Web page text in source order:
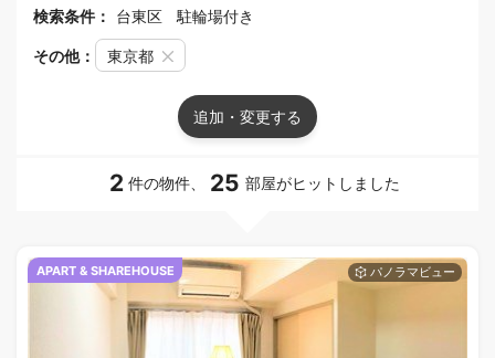
検索条件： 台東区 駐輪場付き
その他： 東京都
追加・変更する
2 件の物件、 25 部屋がヒットしました
APART & SHAREHOUSE